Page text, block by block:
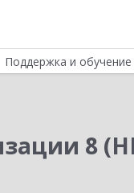
Поддержка и обучение
8